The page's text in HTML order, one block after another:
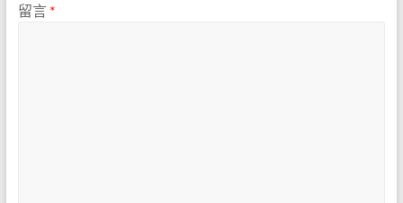
留言 *